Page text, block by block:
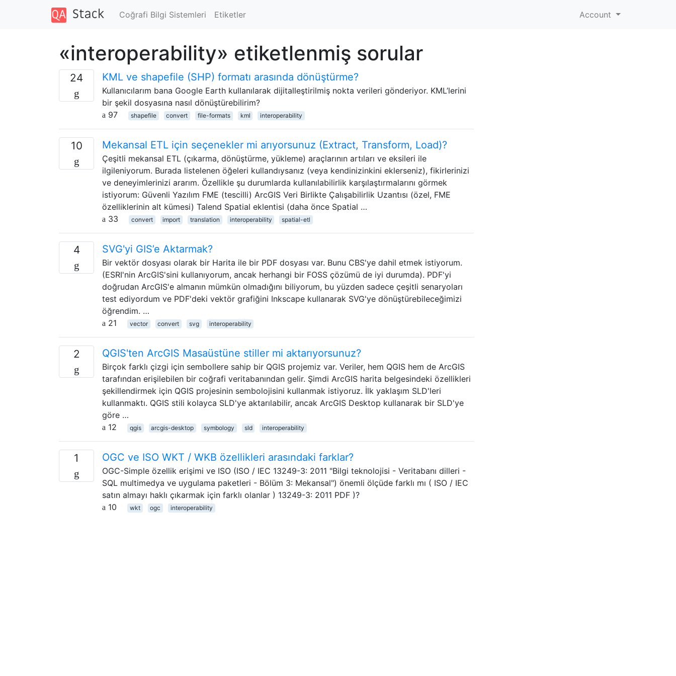
Coğrafi Bilgi Sistemleri Etiketler Account
«interoperability» etiketlenmiş sorular
24 KML ve shapefile (SHP) formatı arasında dönüştürme?
Kullanıcılarım bana Google Earth kullanılarak dijitalleştirilmiş nokta verileri gönderiyor. KML’lerini
bir şekil dosyasına nasıl dönüştürebilirim?
97
shapefile convert file-formats kml interoperability
10 Mekansal ETL için seçenekler mi arıyorsunuz (Extract, Transform, Load)?
Çeşitli mekansal ETL (çıkarma, dönüştürme, yükleme) araçlarının artıları ve eksileri ile
ilgileniyorum. Burada listelenen öğeleri kullandıysanız (veya kendinizinkini eklerseniz), fikirlerinizi
ve deneyimlerinizi ararım. Özellikle şu durumlarda kullanılabilirlik karşılaştırmalarını görmek
istiyorum: Güvenli Yazılım FME (tescilli) ArcGIS Veri Birlikte Çalışabilirlik Uzantısı (özel, FME
özelliklerinin alt kümesi) Talend Spatial eklentisi (daha önce Spatial …
33
convert import translation interoperability spatial-etl
4 SVG'yi GIS’e Aktarmak?
Bir vektör dosyası olarak bir Harita ile bir PDF dosyası var. Bunu CBS'ye dahil etmek istiyorum.
(ESRI'nin ArcGIS'sini kullanıyorum, ancak herhangi bir FOSS çözümü de iyi durumda). PDF'yi
doğrudan ArcGIS'e almanın mümkün olmadığını biliyorum, bu yüzden sadece çeşitli senaryoları
test ediyordum ve PDF'deki vektör grafiğini Inkscape kullanarak SVG'ye dönüştürebileceğimizi
öğrendim. …
21
vector convert svg interoperability
2 QGIS'ten ArcGIS Masaüstüne stiller mi aktarıyorsunuz?
Birçok farklı çizgi için sembollere sahip bir QGIS projemiz var. Veriler, hem QGIS hem de ArcGIS
tarafından erişilebilen bir coğrafi veritabanından gelir. Şimdi ArcGIS harita belgesindeki özellikleri
şekillendirmek için QGIS projesinin sembolojisini kullanmak istiyoruz. İlk yaklaşım SLD'leri
kullanmaktı. QGIS stili kolayca SLD'ye aktarılabilir, ancak ArcGIS Desktop kullanarak bir SLD'ye
göre …
12
qgis arcgis-desktop symbology sld interoperability
1 OGC ve ISO WKT / WKB özellikleri arasındaki farklar?
OGC-Simple özellik erişimi ve ISO (ISO / IEC 13249-3: 2011 "Bilgi teknolojisi - Veritabanı dilleri -
SQL multimedya ve uygulama paketleri - Bölüm 3: Mekansal") önemli ölçüde farklı mı ( ISO / IEC
satın almayı haklı çıkarmak için farklı olanlar ) 13249-3: 2011 PDF )?
10
wkt ogc interoperability